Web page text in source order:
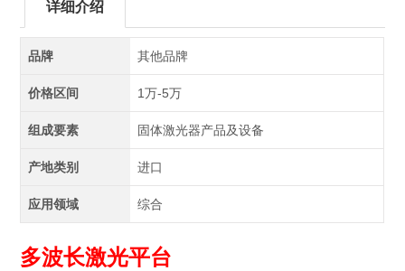
详细介绍
品牌 其他品牌
价格区间 1万-5万
组成要素 固体激光器产品及设备
产地类别 进口
应用领域 综合
多波长激光平台